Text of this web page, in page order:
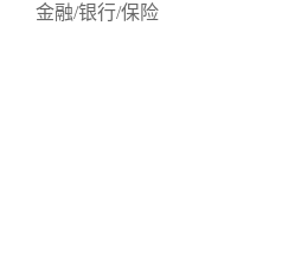
金融/银行/保险